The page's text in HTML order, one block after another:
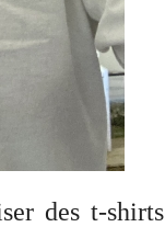
des t-shirts